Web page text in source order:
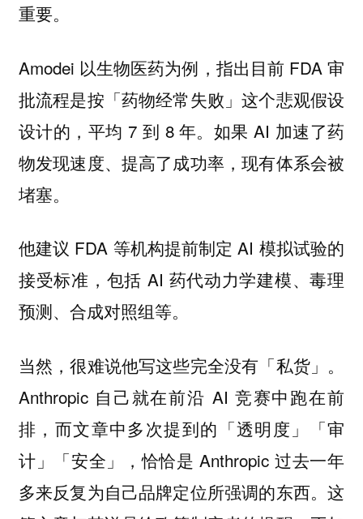
重要。
Amodei 以生物医药为例，指出目前 FDA 审
批流程是按「药物经常失败」这个悲观假设
设计的，平均 7 到 8 年。如果 AI 加速了药
物发现速度、提高了成功率，现有体系会被
堵塞。
他建议 FDA 等机构提前制定 AI 模拟试验的
接受标准，包括 AI 药代动力学建模、毒理
预测、合成对照组等。
当然，很难说他写这些完全没有「私货」。
Anthropic 自己就在前沿 AI 竞赛中跑在前
排，而文章中多次提到的「透明度」「审
计」「安全」，恰恰是 Anthropic 过去一年
多来反复为自己品牌定位所强调的东西。这